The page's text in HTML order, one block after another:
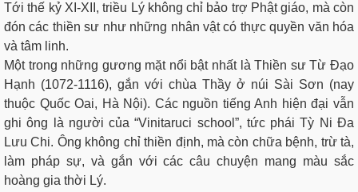
Tới thế kỷ XI-XII, triều Lý không chỉ bảo trợ Phật giáo, mà còn
đón các thiền sư như những nhân vật có thực quyền văn hóa
và tâm linh.
Một trong những gương mặt nổi bật nhất là Thiền sư Từ Đạo
Hạnh (1072-1116), gắn với chùa Thầy ở núi Sài Sơn (nay
thuộc Quốc Oai, Hà Nội). Các nguồn tiếng Anh hiện đại vẫn
ghi ông là người của “Vinitaruci school”, tức phái Tỳ Ni Đa
Lưu Chi. Ông không chỉ thiền định, mà còn chữa bệnh, trừ tà,
làm pháp sự, và gắn với các câu chuyện mang màu sắc
hoàng gia thời Lý.